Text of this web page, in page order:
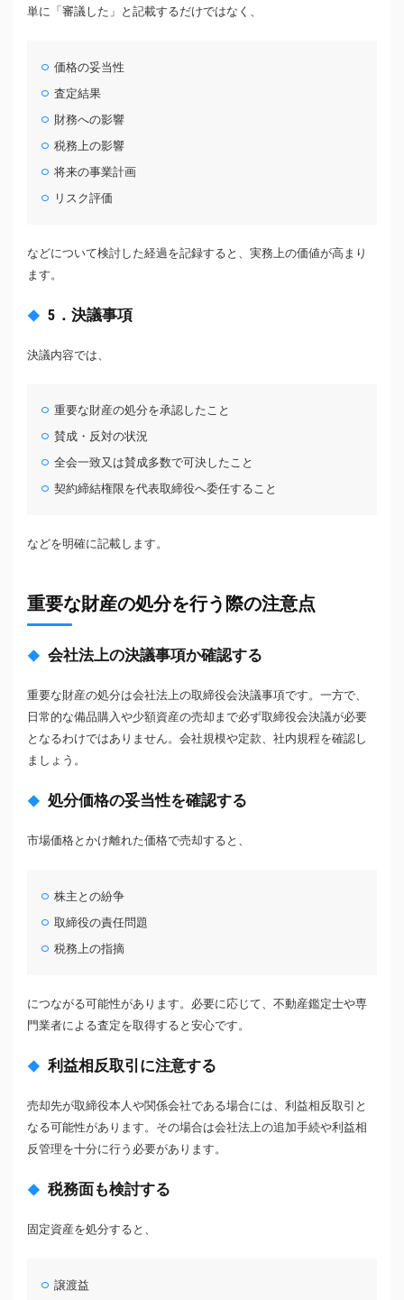
単に「審議した」と記載するだけではなく、
価格の妥当性
査定結果
財務への影響
税務上の影響
将来の事業計画
リスク評価
などについて検討した経過を記録すると、実務上の価値が高まり
ます。
5．決議事項
決議内容では、
重要な財産の処分を承認したこと
賛成・反対の状況
全会一致又は賛成多数で可決したこと
契約締結権限を代表取締役へ委任すること
などを明確に記載します。
重要な財産の処分を行う際の注意点
会社法上の決議事項か確認する
重要な財産の処分は会社法上の取締役会決議事項です。一方で、
日常的な備品購入や少額資産の売却まで必ず取締役会決議が必要
となるわけではありません。会社規模や定款、社内規程を確認し
ましょう。
処分価格の妥当性を確認する
市場価格とかけ離れた価格で売却すると、
株主との紛争
取締役の責任問題
税務上の指摘
につながる可能性があります。必要に応じて、不動産鑑定士や専
門業者による査定を取得すると安心です。
利益相反取引に注意する
売却先が取締役本人や関係会社である場合には、利益相反取引と
なる可能性があります。その場合は会社法上の追加手続や利益相
反管理を十分に行う必要があります。
税務面も検討する
固定資産を処分すると、
譲渡益